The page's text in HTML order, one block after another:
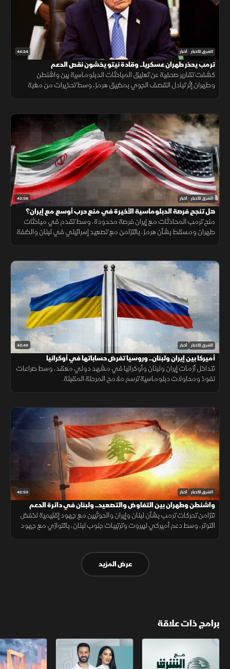
44:24 الشرق للأخبار أخبار
ترمب يحذر طهران عسكريا.. وقادة نيتو يخشون نقص الدعم
كشفت تقارير صحفية عن تعليق المباحثات الدبلوماسية بين واشنطن
وطهران إثر تبادل القصف الجوي بمضيق هرمز، وسط تحذيرات من مغبة
43:56 الشرق للأخبار أخبار
هل تنجح فرصة الدبلوماسية الأخيرة في منع حرب أوسع مع إيران؟
منح ترمب المحادثات مع إيران فرصة محدودة، وسط تقدم في مباحثات
طهران ومسقط بشأن هرمز، بالتزامن مع تصعيد إسرائيلي في لبنان والضفة
43:49 الشرق للأخبار أخبار
أميركا بين إيران ولبنان.. وروسيا تفرض حساباتها في أوكرانيا
تتداخل أزمات إيران ولبنان وأوكرانيا في مشهد دولي معقد، وسط صراعات
نفوذ ومحاولات دبلوماسية ترسم ملامح المرحلة المقبلة.
42:53 الشرق للأخبار أخبار
واشنطن وطهران بين التفاوض والتصعيد.. ولبنان في دائرة الدعم
تتزامن تحركات ترمب بشأن لبنان وإيران والحوثيين مع جهود إقليمية لخفض
التوتر، وسط دعم أميركي لبيروت وترتيبات جنوب لبنان، بالتوازي مع جهود
عرض المزيد
برامج ذات علاقة
مع الشرق الأوسط الخبر الآخر أخبار الشرق